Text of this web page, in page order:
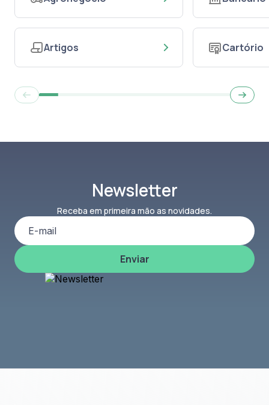
Agronegócio
Artigos
Bancário
Cartório
Newsletter